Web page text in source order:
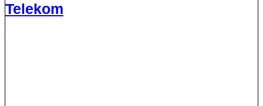
Telekom